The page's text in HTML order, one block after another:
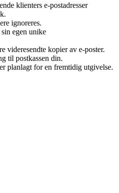
klienters e-postadresser
ignoreres.
egen unike
videresendte kopier av e-poster.
til postkassen din.
planlagt for en fremtidig utgivelse.